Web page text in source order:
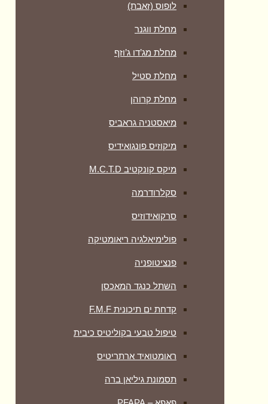
לופוס (זאבת)
מחלת ווגנר
מחלת מג’דו ג’וזף
מחלת סטיל
מחלת קרוהן
מיאסטניה גראביס
מיקוזיס פונגואידיס
מיקס קונקטיב M.C.T.D
סקלרודרמה
סרקואידוזיס
פולימיאלגיה ריאומטיקה
‏פנציטופניה
השתל כנגד המאכסן
קדחת ים תיכונית F.M.F
טיפול טבעי בקוליטיס כיבית
ראומטואיד ארתריטיס
תסמונת גיליאן ברה